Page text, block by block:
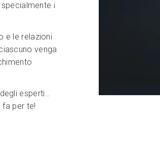
i
e le relazioni
venga
esperti…
fa per te!